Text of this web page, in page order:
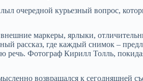
очередной курьезный вопрос,
маркеры, ярлыки,
рассказ, где каждый снимок –
речь. Фотограф Кирилл Толль,
возвращался к сегодняшней